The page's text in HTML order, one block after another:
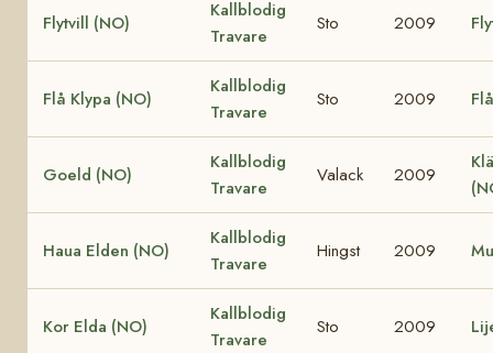
Flytvill (NO)
Kallblodig
Travare
Sto 2009
Flå Klypa (NO)
Kallblodig
Travare
Sto 2009
Goeld (NO)
Kallblodig
Travare
Valack 2009
Haua Elden (NO)
Kallblodig
Travare
Hingst 2009
Kor Elda (NO)
Kallblodig
Travare
Sto 2009